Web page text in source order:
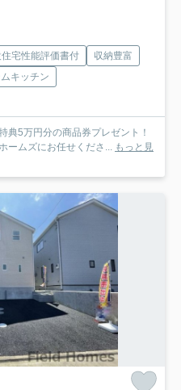
宅性能評価書付
収納豊富
キッチン
5万円分の商品券プレゼント！
ームズにお任せくださ... もっと見